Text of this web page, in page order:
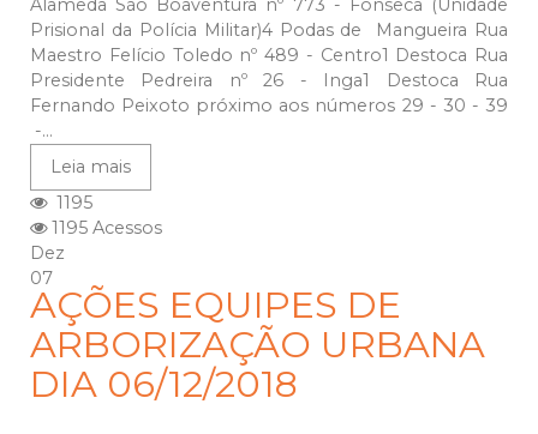
Alameda São Boaventura nº 773 - Fonseca (Unidade
Prisional da Polícia Militar)4 Podas de Mangueira Rua
Maestro Felício Toledo nº 489 - Centro1 Destoca Rua
Presidente Pedreira nº 26 - Inga1 Destoca Rua
Fernando Peixoto próximo aos números 29 - 30 - 39
-...
Leia mais
1195
1195 Acessos
Dez
07
AÇÕES EQUIPES DE
ARBORIZAÇÃO URBANA
DIA 06/12/2018